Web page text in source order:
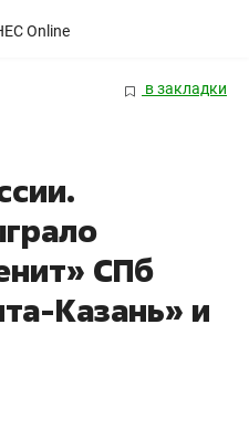
в закладки
СПб
Казань» и